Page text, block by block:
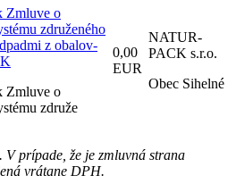
Zmluve o
združeného
z obalov-
Zmluve o
združe
0,00
EUR
NATUR-
PACK s.r.o.
Obec Sihelné
V prípade, že je zmluvná strana
vrátane DPH.